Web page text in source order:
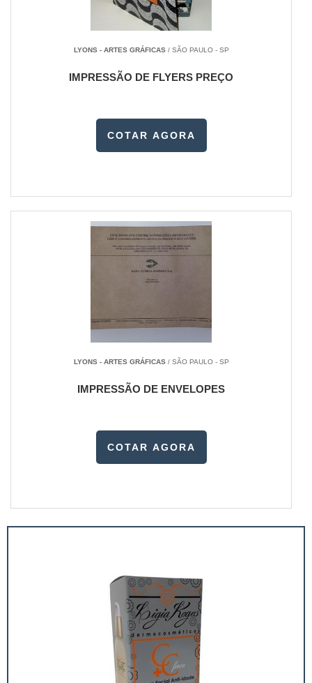
LYONS - ARTES GRÁFICAS/ SÃO PAULO - SP
IMPRESSÃO DE FLYERS PREÇO
COTAR AGORA
LYONS - ARTES GRÁFICAS/ SÃO PAULO - SP
IMPRESSÃO DE ENVELOPES
COTAR AGORA